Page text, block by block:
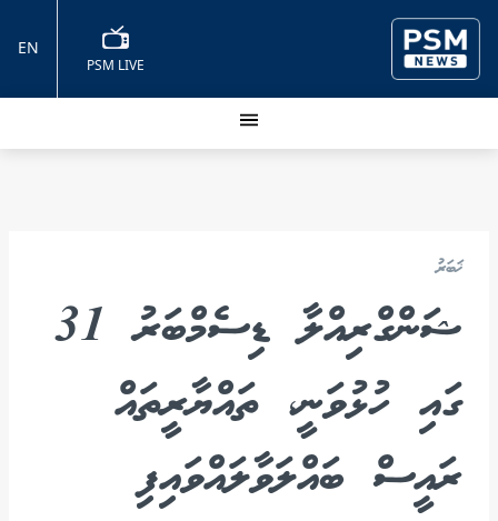
PSM LIVE
EN
ޚަބަރު
ޝަންގްރިއްލާ ޑިސެމްބަރު 31
ގައި ހުޅުވަނީ، ތައްޔާރީތައް
ރައީސް ބައްލަވާލައްވައިފި